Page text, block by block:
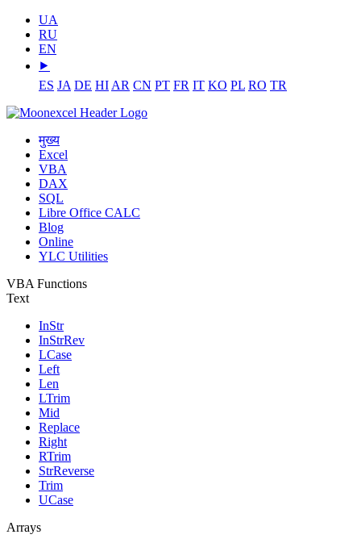
UA
RU
EN
⯈
ES JA DE HI AR CN PT FR IT KO PL RO TR
मुख्य
Excel
VBA
DAX
SQL
Libre Office CALC
Blog
Online
YLC Utilities
VBA Functions
Text
InStr
InStrRev
LCase
Left
Len
LTrim
Mid
Replace
Right
RTrim
StrReverse
Trim
UCase
Arrays